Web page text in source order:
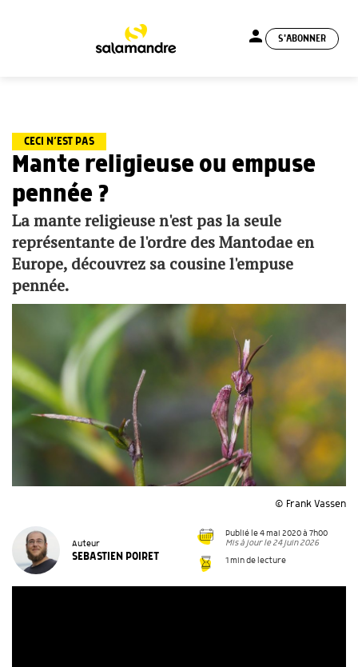
person S'ABONNER
CECI N’EST PAS
Mante religieuse ou empuse
pennée ?
La mante religieuse n'est pas la seule
représentante de l'ordre des Mantodae en
Europe, découvrez sa cousine l'empuse
pennée.
© Frank Vassen
Auteur
SEBASTIEN POIRET
Publié le 4 mai 2020 à 7h00
Mis à jour le 24 juin 2026
1 min de lecture